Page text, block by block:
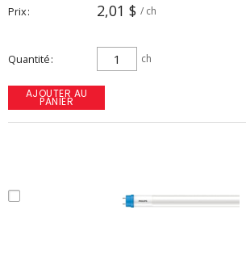
Prix 2,01 $ / ch
Quantité ch
AJOUTER AU
PANIER